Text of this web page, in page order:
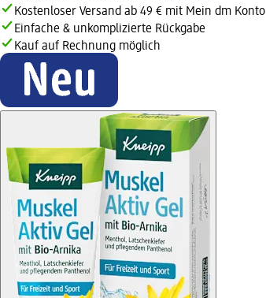
Kostenloser Versand ab 49 € mit Mein dm Konto
Einfache & unkomplizierte Rückgabe
Kauf auf Rechnung möglich